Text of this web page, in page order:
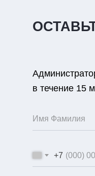
в течение 15
+7